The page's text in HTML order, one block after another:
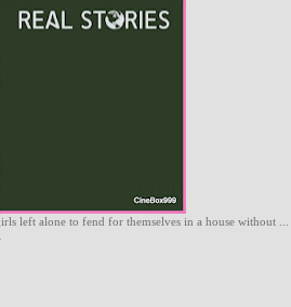
left alone to fend for themselves in a house without